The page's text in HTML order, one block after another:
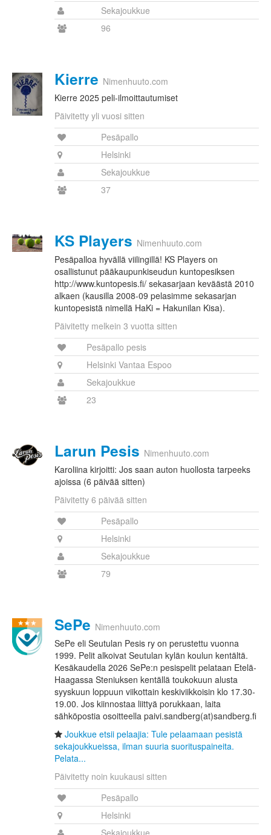
Sekajoukkue
96
Kierre Nimenhuuto.com
Kierre 2025 peli-ilmoittautumiset
Päivitetty yli vuosi sitten
Pesäpallo
Helsinki
Sekajoukkue
37
KS Players Nimenhuuto.com
Pesäpalloa hyvällä viilingillä! KS Players on
osallistunut pääkaupunkiseudun kuntopesiksen
http://www.kuntopesis.fi/ sekasarjaan keväästä 2010
alkaen (kausilla 2008-09 pelasimme sekasarjan
kuntopesistä nimellä HaKi = Hakunilan Kisa).
Päivitetty melkein 3 vuotta sitten
Pesäpallo pesis
Helsinki Vantaa Espoo
Sekajoukkue
23
Larun Pesis Nimenhuuto.com
Karoliina kirjoitti: Jos saan auton huollosta tarpeeks
ajoissa (6 päivää sitten)
Päivitetty 6 päivää sitten
Pesäpallo
Helsinki
Sekajoukkue
79
SePe Nimenhuuto.com
SePe eli Seutulan Pesis ry on perustettu vuonna
1999. Pelit alkoivat Seutulan kylän koulun kentältä.
Kesäkaudella 2026 SePe:n pesispelit pelataan Etelä-
Haagassa Steniuksen kentällä toukokuun alusta
syyskuun loppuun viikottain keskiviikkoisin klo 17.30-
19.00. Jos kiinnostaa liittyä porukkaan, laita
sähköpostia osoitteella paivi.sandberg(at)sandberg.fi
Joukkue etsii pelaajia: Tule pelaamaan pesistä
sekajoukkueissa, ilman suuria suorituspaineita.
Pelata...
Päivitetty noin kuukausi sitten
Pesäpallo
Helsinki